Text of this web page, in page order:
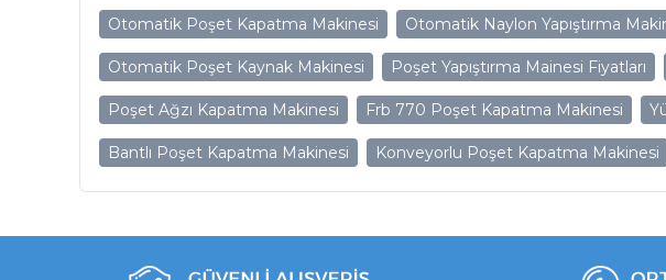
Otomatik Poşet Kapatma Makinesi Otomatik Naylon Yapıştırma
Otomatik Poşet Kaynak Makinesi Poşet Yapıştırma Mainesi Fiyatları
Poşet Ağzı Kapatma Makinesi Frb 770 Poşet Kapatma Makinesi
Bantlı Poşet Kapatma Makinesi Konveyorlu Poşet Kapatma Makinesi